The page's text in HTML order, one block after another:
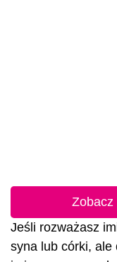
Zobacz
Jeśli rozważasz
syna lub córki, ale